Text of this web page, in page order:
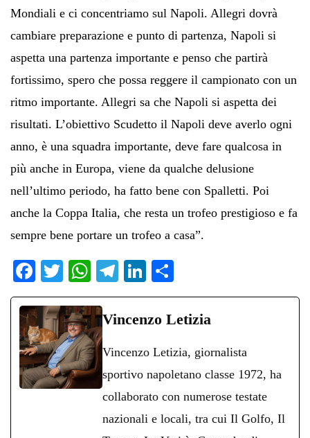
Mondiali e ci concentriamo sul Napoli. Allegri dovrà
cambiare preparazione e punto di partenza, Napoli si
aspetta una partenza importante e penso che partirà
fortissimo, spero che possa reggere il campionato con un
ritmo importante. Allegri sa che Napoli si aspetta dei
risultati. L’obiettivo Scudetto il Napoli deve averlo ogni
anno, è una squadra importante, deve fare qualcosa in
più anche in Europa, viene da qualche delusione
nell’ultimo periodo, ha fatto bene con Spalletti. Poi
anche la Coppa Italia, che resta un trofeo prestigioso e fa
sempre bene portare un trofeo a casa”.
Fa
ce
bo
ok
T
wi
tte
r
W
ha
ts
A
pp
Te
le
gr
m
Li
nk
ed
on
di
di
Vincenzo Letizia
Vincenzo Letizia, giornalista
sportivo napoletano classe 1972, ha
collaborato con numerose testate
nazionali e locali, tra cui Il Golfo, Il